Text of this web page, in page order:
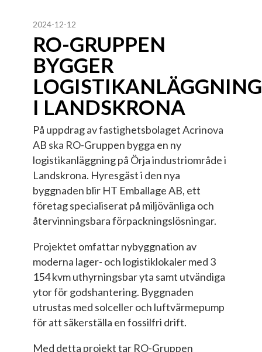
2024-12-12
RO-GRUPPEN
BYGGER
LOGISTIKANLÄGGNING
I LANDSKRONA
På uppdrag av fastighetsbolaget Acrinova
AB ska RO-Gruppen bygga en ny
logistikanläggning på Örja industriområde i
Landskrona. Hyresgäst i den nya
byggnaden blir HT Emballage AB, ett
företag specialiserat på miljövänliga och
återvinningsbara förpackningslösningar.
Projektet omfattar nybyggnation av
moderna lager- och logistiklokaler med 3
154 kvm uthyrningsbar yta samt utvändiga
ytor för godshantering. Byggnaden
utrustas med solceller och luftvärmepump
för att säkerställa en fossilfri drift.
Med detta projekt tar RO-Gruppen